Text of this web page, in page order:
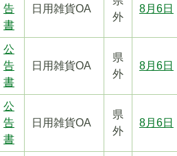
告
書
日用雑貨OA
外
8月6日
公
告
書
日用雑貨OA
県
外
8月6日
公
告
書
日用雑貨OA
県
外
8月6日